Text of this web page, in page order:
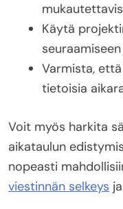
Käytä
Varmista,
tietoisia
Voit myös harkita
aikataulun
nopeasti
viestinnän selkeys